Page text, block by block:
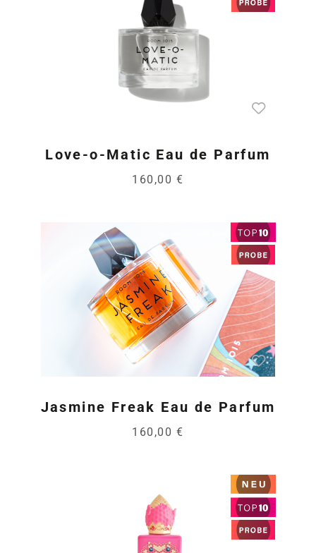
Love-o-Matic Eau de Parfum
160,00 €
Jasmine Freak Eau de Parfum
160,00 €